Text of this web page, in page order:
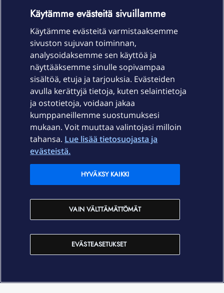
Laitteet & liittymät
Palvelut
Ajankohtaista
Elisa Oyj
In English
Käytämme evästeitä sivuillamme
Käytämme evästeitä varmistaaksemme
sivuston sujuvan toiminnan,
analysoidaksemme sen käyttöä ja
näyttääksemme sinulle sopivampaa
sisältöä, etuja ja tarjouksia. Evästeiden
avulla kerättyjä tietoja, kuten selaintietoja
ja ostotietoja, voidaan jakaa
kumppaneillemme suostumuksesi
mukaan. Voit muuttaa valintojasi milloin
tahansa. Lue lisää tietosuojasta ja
evästeistä.
EVÄSTEASETUKSET
VAIN VÄLTTÄMÄTTÖMÄT
HYVÄKSY KAIKKI